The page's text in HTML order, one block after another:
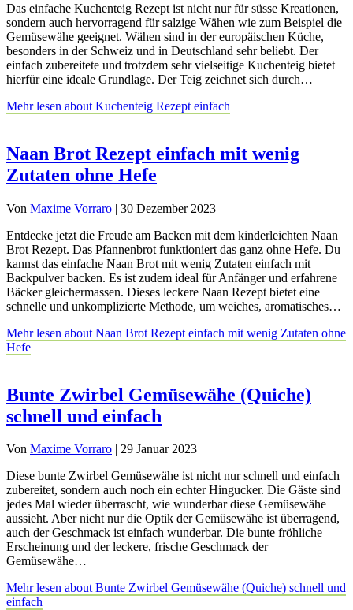
Das einfache Kuchenteig Rezept ist nicht nur für süsse Kreationen,
sondern auch hervorragend für salzige Wähen wie zum Beispiel die
Gemüsewähe geeignet. Wähen sind in der europäischen Küche,
besonders in der Schweiz und in Deutschland sehr beliebt. Der
einfach zubereitete und trotzdem sehr vielseitige Kuchenteig bietet
hierfür eine ideale Grundlage. Der Teig zeichnet sich durch…
Mehr lesen about Kuchenteig Rezept einfach
Naan Brot Rezept einfach mit wenig
Zutaten ohne Hefe
Von Maxime Vorraro | 30 Dezember 2023
Entdecke jetzt die Freude am Backen mit dem kinderleichten Naan
Brot Rezept. Das Pfannenbrot funktioniert das ganz ohne Hefe. Du
kannst das einfache Naan Brot mit wenig Zutaten einfach mit
Backpulver backen. Es ist zudem ideal für Anfänger und erfahrene
Bäcker gleichermassen. Dieses leckere Naan Rezept bietet eine
schnelle und unkomplizierte Methode, um weiches, aromatisches…
Mehr lesen about Naan Brot Rezept einfach mit wenig Zutaten ohne
Hefe
Bunte Zwirbel Gemüsewähe (Quiche)
schnell und einfach
Von Maxime Vorraro | 29 Januar 2023
Diese bunte Zwirbel Gemüsewähe ist nicht nur schnell und einfach
zubereitet, sondern auch noch ein echter Hingucker. Die Gäste sind
jedes Mal wieder überrascht, wie wunderbar diese Gemüsewähe
aussieht. Aber nicht nur die Optik der Gemüsewähe ist überragend,
auch der Geschmack ist einfach wunderbar. Die bunte fröhliche
Erscheinung und der leckere, frische Geschmack der
Gemüsewähe…
Mehr lesen about Bunte Zwirbel Gemüsewähe (Quiche) schnell und
einfach